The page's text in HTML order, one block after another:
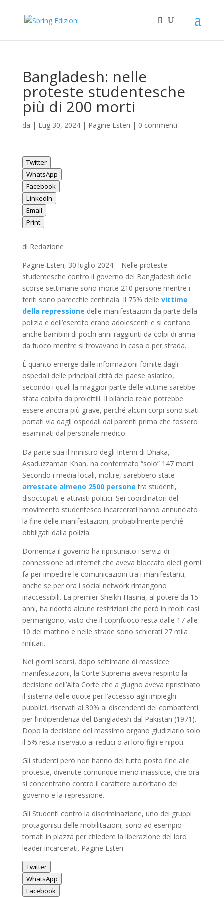
Bangladesh: nelle
proteste studentesche
più di 200 morti
da | Lug 30, 2024| Pagine Esteri | 0 commenti
Twitter
WhatsApp
Facebook
LinkedIn
Email
Print
di Redazione
Pagine Esteri, 30 luglio 2024 – Nelle proteste
studentesche contro il governo del Bangladesh delle
scorse settimane sono morte 210 persone mentre i
feriti sono parecchie centinaia. Il 75% delle vittime
della repressione delle manifestazioni da parte della
polizia e dell’esercito erano adolescenti e si contano
anche bambini di pochi anni raggiunti da colpi di arma
da fuoco mentre si trovavano in casa o per strada.
È quanto emerge dalle informazioni fornite dagli
ospedali delle principali città del paese asiatico,
secondo i quali la maggior parte delle vittime sarebbe
stata colpita da proiettili. Il bilancio reale potrebbe
essere ancora più grave, perché alcuni corpi sono stati
portati via dagli ospedali dai parenti prima che fossero
esaminati dal personale medico.
Da parte sua il ministro degli Interni di Dhaka,
Asaduzzaman Khan, ha confermato “solo” 147 morti.
Secondo i media locali, inoltre, sarebbero state
arrestate almeno 2500 persone tra studenti,
disoccupati e attivisti politici. Sei coordinatori del
movimento studentesco incarcerati hanno annunciato
la fine delle manifestazioni, probabilmente perché
obbligati dalla polizia.
Domenica il governo ha ripristinato i servizi di
connessione ad internet che aveva bloccato dieci giorni
fa per impedire le comunicazioni tra i manifestanti,
anche se per ora i social network rimangono
inaccessibili. La premier Sheikh Hasina, al potere da 15
anni, ha ridotto alcune restrizioni che però in molti casi
permangono, visto che il coprifuoco resta dalle 17 alle
10 del mattino e nelle strade sono schierati 27 mila
militari.
Nei giorni scorsi, dopo settimane di massicce
manifestazioni, la Corte Suprema aveva respinto la
decisione dell’Alta Corte che a giugno aveva ripristinato
il sistema delle quote per l’accesso agli impieghi
pubblici, riservati al 30% ai discendenti dei combattenti
per l’indipendenza del Bangladesh dal Pakistan (1971).
Dopo la decisione del massimo organo giudiziario solo
il 5% resta riservato ai reduci o ai loro figli e nipoti.
Gli studenti però non hanno del tutto posto fine alle
proteste, divenute comunque meno massicce, che ora
si concentrano contro il carattere autoritario del
governo e la repressione.
Gli Studenti contro la discriminazione, uno dei gruppi
protagonisti delle mobilitazioni, sono ad esempio
tornati in piazza per chiedere la liberazione dei loro
leader incarcerati. Pagine Esteri
Twitter
WhatsApp
Facebook